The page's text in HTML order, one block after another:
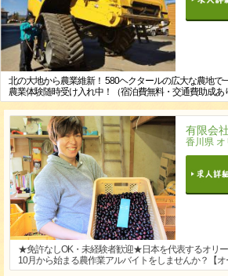
北の大地から農業維新！ 580ヘクタールの広大な農地
農業体験随時受け入れ中！（宿泊費無料・交通費助成あ
有限会
香川県
★免許なしOK・未経験者歓迎★日本を代表するオリ
10月から始まる農作業アルバイトをしませんか？【オ